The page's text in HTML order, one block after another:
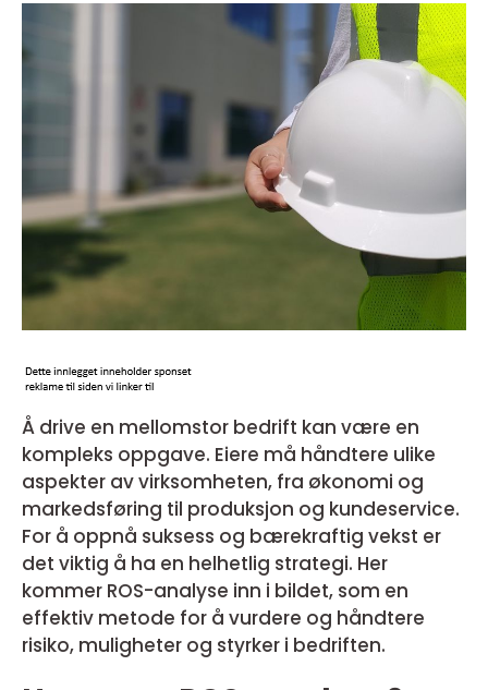
Å drive en mellomstor bedrift kan være en
kompleks oppgave. Eiere må håndtere ulike
aspekter av virksomheten, fra økonomi og
markedsføring til produksjon og kundeservice.
For å oppnå suksess og bærekraftig vekst er
det viktig å ha en helhetlig strategi. Her
kommer ROS-analyse inn i bildet, som en
effektiv metode for å vurdere og håndtere
risiko, muligheter og styrker i bedriften.